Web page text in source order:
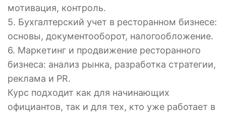
мотивация, контроль.
5. Бухгалтерский учет в ресторанном бизнесе:
основы, документооборот, налогообложение.
6. Маркетинг и продвижение ресторанного
бизнеса: анализ рынка, разработка стратегии,
реклама и PR.
Курс подходит как для начинающих
официантов, так и для тех, кто уже работает в